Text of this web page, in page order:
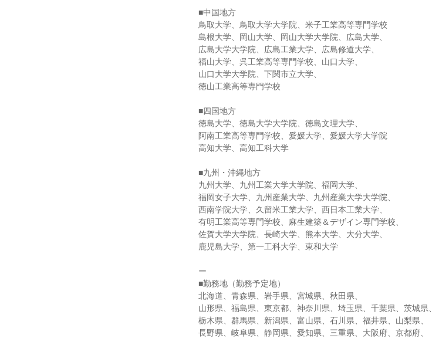
■中国地方
鳥取大学、鳥取大学大学院、米子工業高等専門学校
島根大学、岡山大学、岡山大学大学院、広島大学、
広島大学大学院、広島工業大学、広島修道大学、
福山大学、呉工業高等専門学校、山口大学、
山口大学大学院、下関市立大学、
徳山工業高等専門学校
■四国地方
徳島大学、徳島大学大学院、徳島文理大学、
阿南工業高等専門学校、愛媛大学、愛媛大学大学院
高知大学、高知工科大学
■九州・沖縄地方
九州大学、九州工業大学大学院、福岡大学、
福岡女子大学、九州産業大学、九州産業大学大学院、
西南学院大学、久留米工業大学、西日本工業大学、
有明工業高等専門学校、麻生建築＆デザイン専門学校、
佐賀大学大学院、長崎大学、熊本大学、大分大学、
鹿児島大学、第一工科大学、東和大学
ー
■勤務地（勤務予定地）
北海道、青森県、岩手県、宮城県、秋田県、
山形県、福島県、東京都、神奈川県、埼玉県、千葉県、茨城県、
栃木県、群馬県、新潟県、富山県、石川県、福井県、山梨県、
長野県、岐阜県、静岡県、愛知県、三重県、大阪府、京都府、